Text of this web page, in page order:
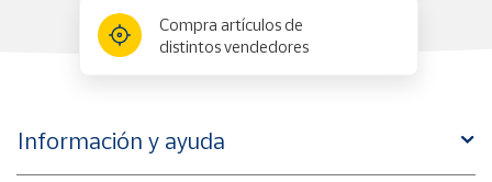
Compra artículos de
distintos vendedores
Información y ayuda